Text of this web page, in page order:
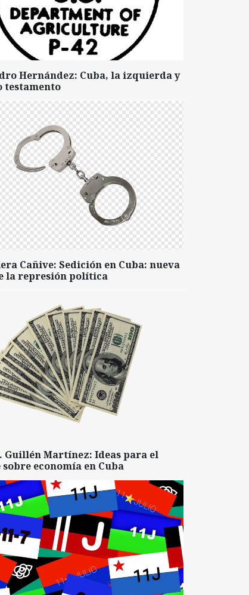
Hernández: Cuba, la izquierda y
testamento
Cañive: Sedición en Cuba: nueva
la represión política
Guillén Martínez: Ideas para el
sobre economía en Cuba